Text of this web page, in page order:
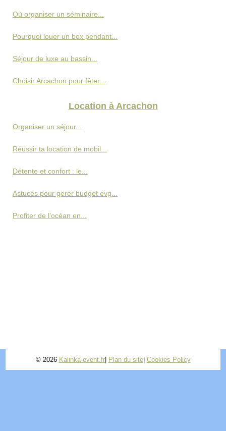
Où organiser un séminaire...
Pourquoi louer un box pendant...
Séjour de luxe au bassin...
Choisir Arcachon pour fêter...
Location à Arcachon
Organiser un séjour...
Réussir ta location de mobil...
Détente et confort : le...
Astuces pour gerer budget evg...
Profiter de l’océan en...
© 2026 Kalinka-event.fr| Plan du site| Cookies Policy